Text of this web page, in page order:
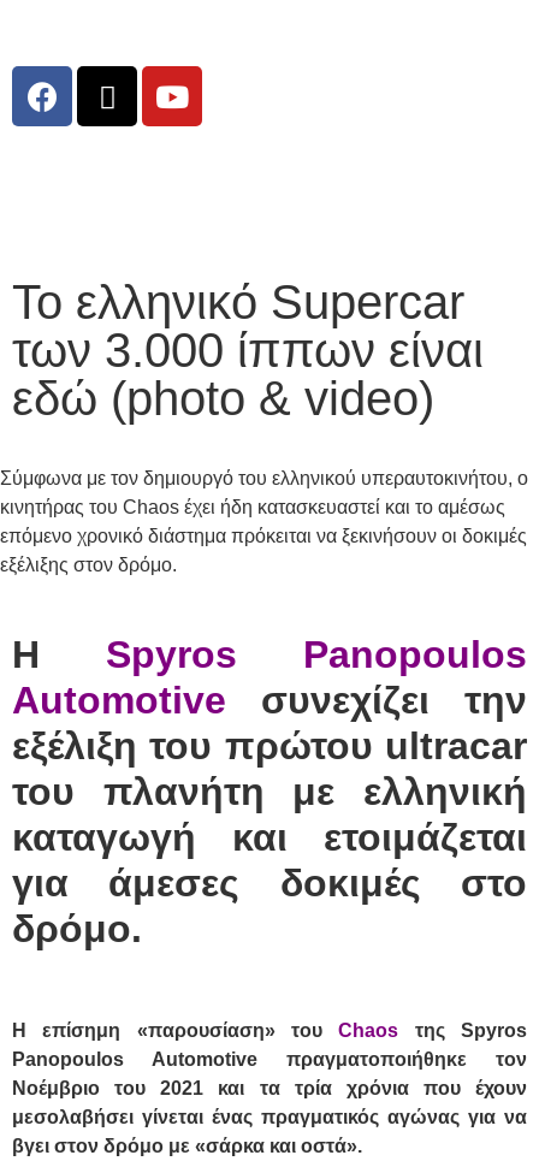
Το ελληνικό Supercar
των 3.000 ίππων είναι
εδώ (photo & video)
Σύμφωνα με τον δημιουργό του ελληνικού υπεραυτοκινήτου, ο
κινητήρας του Chaos έχει ήδη κατασκευαστεί και το αμέσως
επόμενο χρονικό διάστημα πρόκειται να ξεκινήσουν οι δοκιμές
εξέλιξης στον δρόμο.
Η Spyros Panopoulos
Automotive συνεχίζει την
εξέλιξη του πρώτου ultracar
του πλανήτη με ελληνική
καταγωγή και ετοιμάζεται
για άμεσες δοκιμές στο
δρόμο.
Η επίσημη «παρουσίαση» τουChaos της Spyros
Panopoulos Automotive πραγματοποιήθηκε τον
Νοέμβριο του 2021 και τα τρία χρόνια που έχουν
μεσολαβήσει γίνεται ένας πραγματικός αγώνας για να
βγει στον δρόμο με «σάρκα και οστά».